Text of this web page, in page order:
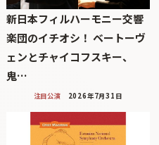
新日本フィルハーモニー交響
楽団のイチオシ！ ベートーヴ
ェンとチャイコフスキー、
鬼…
注目公演 2026年7月31日